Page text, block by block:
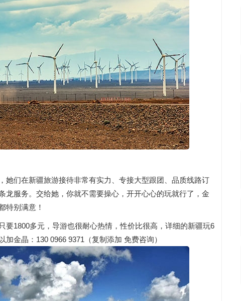
她们在新疆旅游接待非常有实力、专接大型跟团、品质线路订
龙服务。交给她，你就不需要操心，开开心心的玩就行了，金
特别满意！
要1800多元，导游也很耐心热情，性价比很高，详细的新疆玩6
金晶：130 0966 9371（复制添加 免费咨询）